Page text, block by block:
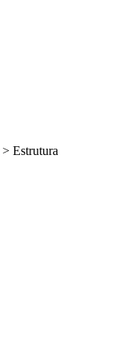
> Estrutura